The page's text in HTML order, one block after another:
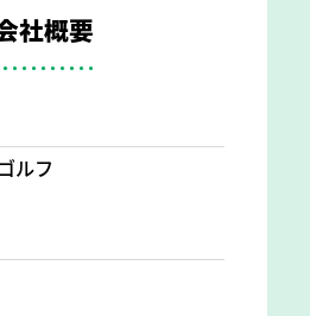
社概要
ルフ